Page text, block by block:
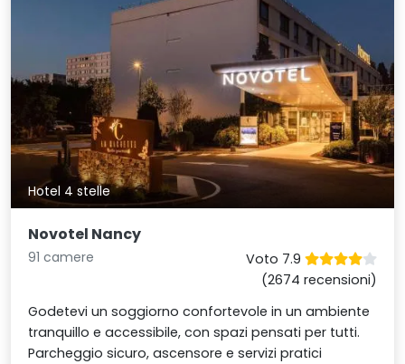
Hotel 4 stelle
Novotel Nancy
91 camere
Voto 7.9
(2674 recensioni)
Godetevi un soggiorno confortevole in un ambiente
tranquillo e accessibile, con spazi pensati per tutti.
Parcheggio sicuro, ascensore e servizi pratici